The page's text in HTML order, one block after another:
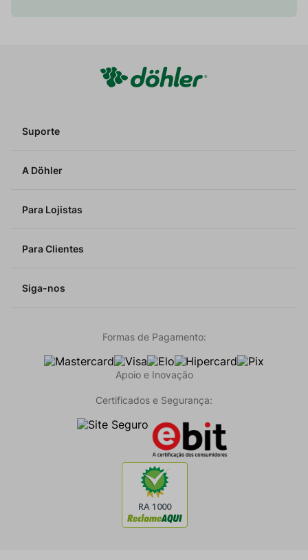
Suporte
A Döhler
Para Lojistas
Para Clientes
Siga-nos
Formas de Pagamento:
Apoio e Inovação
Certificados e Segurança: